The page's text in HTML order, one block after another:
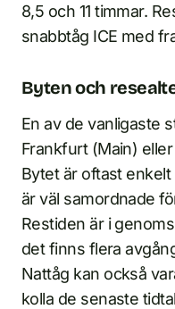
8,5 och 11 timmar.
snabbtåg ICE med
Byten och
En av de vanligaste
Frankfurt (Main)
Bytet är oftast
är väl samordnade
Restiden är i
det finns flera
Nattåg kan också
kolla de senaste